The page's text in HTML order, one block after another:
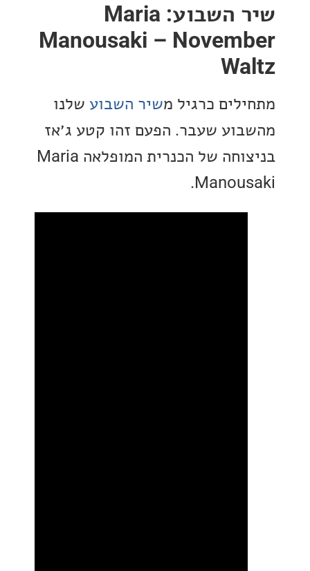
שיר השבוע: Maria
Manousaki –
כרגיל משיר השבועשלנו
שעבר. הפעם זהו קטע ג׳אז
בניצוחה של הכנרית המופלאה Maria